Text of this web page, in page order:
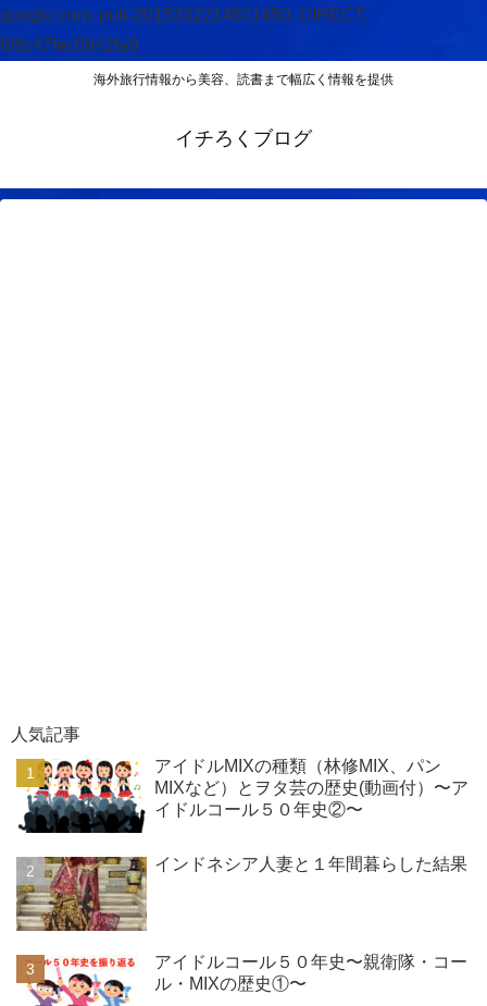
google.com, pub-2015332214601450, DIRECT,
f08c47fec0942fa0
海外旅行情報から美容、読書まで幅広く情報を提供
イチろくブログ
人気記事
アイドルMIXの種類（林修MIX、パン
MIXなど）とヲタ芸の歴史(動画付）〜ア
イドルコール５０年史②〜
インドネシア人妻と１年間暮らした結果
アイドルコール５０年史〜親衛隊・コー
ル・MIXの歴史①〜